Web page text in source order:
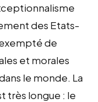
des Etats-
de
et morales
le monde. La
très longue : le